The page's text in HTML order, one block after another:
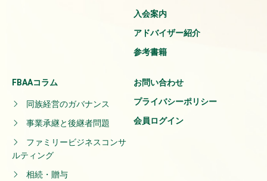
入会案内
アドバイザー紹介
参考書籍
FBAAコラム
同族経営のガバナンス
事業承継と後継者問題
ファミリービジネスコンサ
ルティング
相続・贈与
お問い合わせ
プライバシーポリシー
会員ログイン